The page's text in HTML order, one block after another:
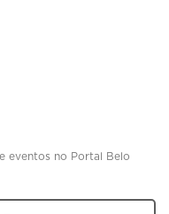
eventos no Portal Belo